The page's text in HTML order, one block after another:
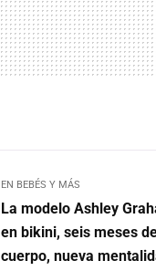
EN BEBÉS Y MÁS
La modelo Ashley
en bikini, seis meses
cuerpo, nueva